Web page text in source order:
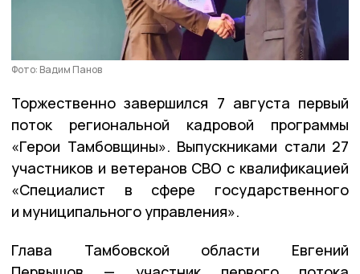
Фото: Вадим Панов
Торжественно завершился 7 августа первый
поток региональной кадровой программы
«Герои Тамбовщины». Выпускниками стали 27
участников и ветеранов СВО с квалификацией
«Специалист в сфере государственного
и муниципального управления».
Глава Тамбовской области Евгений